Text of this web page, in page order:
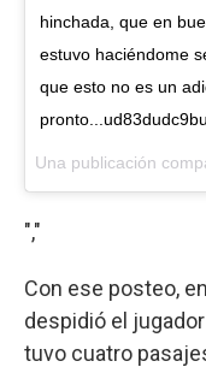
hinchada, que en
estuvo haciéndome
que esto no es un
Una publicación
","
Con ese posteo,
despidió el
tuvo cuatro